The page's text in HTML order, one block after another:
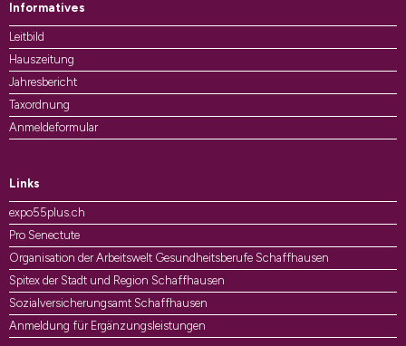
Informatives
Leitbild
Hauszeitung
Jahresbericht
Taxordnung
Anmeldeformular
Links
expo55plus.ch
Pro Senectute
Organisation der Arbeitswelt Gesundheitsberufe Schaffhausen
Spitex der Stadt und Region Schaffhausen
Sozialversicherungsamt Schaffhausen
Anmeldung für Ergänzungsleistungen